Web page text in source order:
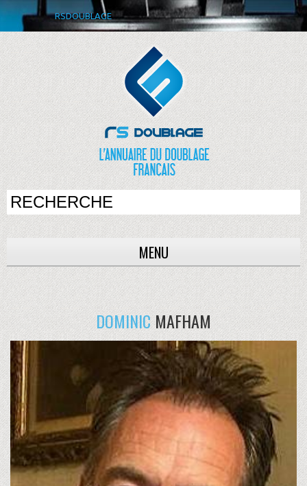
RSDOUBLAGE
MENU
DOMINICMAFHAM